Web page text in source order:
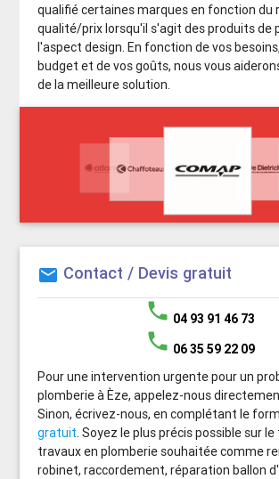
qualifié certaines marques en fonction du
qualité/prix lorsqu'il s'agit des produits de
l'aspect design. En fonction de vos
budget et de vos goûts, nous vous
de la meilleure solution.
mail Contact / Devis gratuit
phone 04 93 91 46 73
phone 06 35 59 22 09
Pour une intervention urgente pour un
plomberie à Èze, appelez-nous
Sinon, écrivez-nous, en complétant le
gratuit. Soyez le plus précis possible sur
travaux en plomberie souhaitée comme
robinet, raccordement, réparation ballon